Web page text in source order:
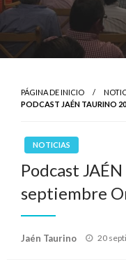
PÁGINA DE INICIO
PODCAST JAÉN TAURINO
NOTICIAS
Podcast
septiembre
Jaén Taurino 20